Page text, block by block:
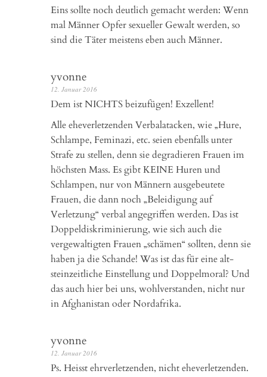
Eins sollte noch deutlich gemacht werden: Wenn
mal Männer Opfer sexueller Gewalt werden, so
sind die Täter meistens eben auch Männer.
yvonne
12. Januar 2016
Dem ist NICHTS beizufügen! Exzellent!
Alle eheverletzenden Verbalatacken, wie „Hure,
Schlampe, Feminazi, etc. seien ebenfalls unter
Strafe zu stellen, denn sie degradieren Frauen im
höchsten Mass. Es gibt KEINE Huren und
Schlampen, nur von Männern ausgebeutete
Frauen, die dann noch „Beleidigung auf
Verletzung“ verbal angegriffen werden. Das ist
Doppeldiskriminierung, wie sich auch die
vergewaltigten Frauen „schämen“ sollten, denn sie
haben ja die Schande! Was ist das für eine alt-
steinzeitliche Einstellung und Doppelmoral? Und
das auch hier bei uns, wohlverstanden, nicht nur
in Afghanistan oder Nordafrika.
yvonne
12. Januar 2016
Ps. Heisst ehrverletzenden, nicht eheverletzenden.